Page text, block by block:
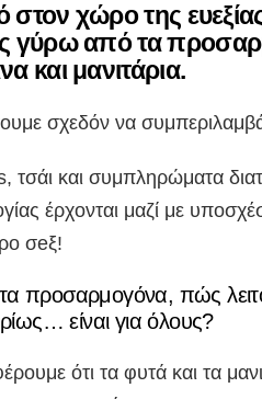
στον χώρο της
γύρω από τα
και μανιτάρια.
σχεδόν να
και συμπληρώματα
έρχονται μαζί με
σeξ!
τα προσαρμογόνα, πώς
είναι για όλους?
ότι τα φυτά και τα